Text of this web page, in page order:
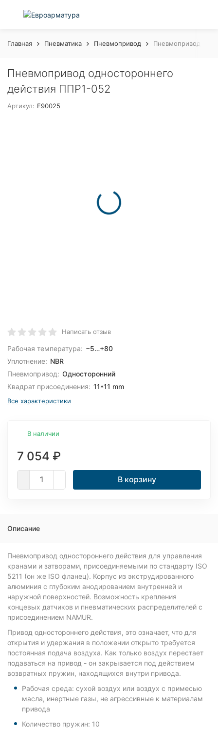
Главная Пневматика Пневмопривод Пневмопривод
Пневмопривод одностороннего
действия ППР1-052
Артикул: E90025
Написать отзыв
Рабочая температура: −5…+80
Уплотнение: NBR
Пневмопривод: Односторонний
Квадрат присоединения: 11*11 mm
Все характеристики
В наличии
7 054 ₽
В корзину
Описание
Пневмопривод одностороннего действия для управления
кранами и затворами, присоединяемыми по стандарту ISO
5211 (он же ISO фланец). Корпус из экструдированного
алюминия с глубоким анодированием внутренней и
наружной поверхностей. Возможность крепления
концевых датчиков и пневматических распределителей с
присоединением NAMUR.
Привод одностороннего действия, это означает, что для
открытия и удержания в положении открыто требуется
постоянная подача воздуха. Как только воздух перестает
подаваться на привод - он закрывается под действием
возвратных пружин, находящихся внутри привода.
Рабочая среда: сухой воздух или воздух с примесью
масла, инертные газы, не агрессивные к материалам
привода
Количество пружин: 10